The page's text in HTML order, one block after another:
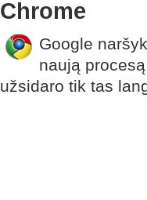
Chrome
Google
naują
užsidaro tik tas